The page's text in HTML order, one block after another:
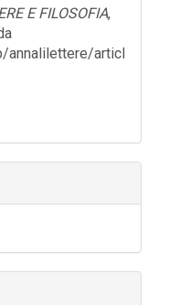
E FILOSOFIA,
annalilettere/articl